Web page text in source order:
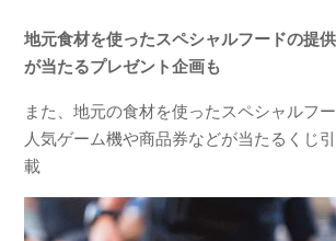
地元食材を使ったスペシャルフードの提
が当たるプレゼント企画も
また、地元の食材を使ったスペシャルフ
人気ゲーム機や商品券などが当たるくじ
載